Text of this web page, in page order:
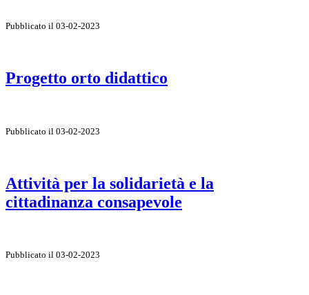
Pubblicato il 03-02-2023
Progetto orto didattico
Pubblicato il 03-02-2023
Attività per la solidarietà e la
cittadinanza consapevole
Pubblicato il 03-02-2023